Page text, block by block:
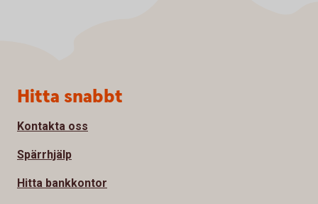
Sidfot
Hitta snabbt
Kontakta oss
Spärrhjälp
Hitta bankkontor